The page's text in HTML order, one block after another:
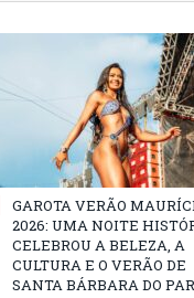
GAROTA VERÃO
2026: UMA NOITE
CELEBROU A BELEZA, A
CULTURA E O VERÃO DE
SANTA BÁRBARA DO